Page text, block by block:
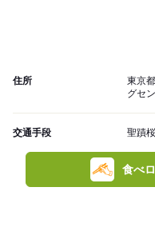
住所
東京
グセ
交通手段 聖蹟
食べ